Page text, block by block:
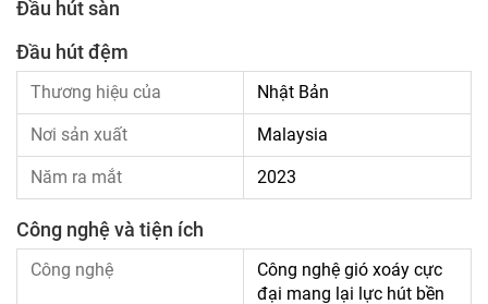
Đầu hút sàn
Đầu hút đệm
Thương hiệu của Nhật Bản
Nơi sản xuất Malaysia
Năm ra mắt 2023
Công nghệ và tiện ích
Công nghệ
Công nghệ gió xoáy cực
đại mang lại lực hút bền